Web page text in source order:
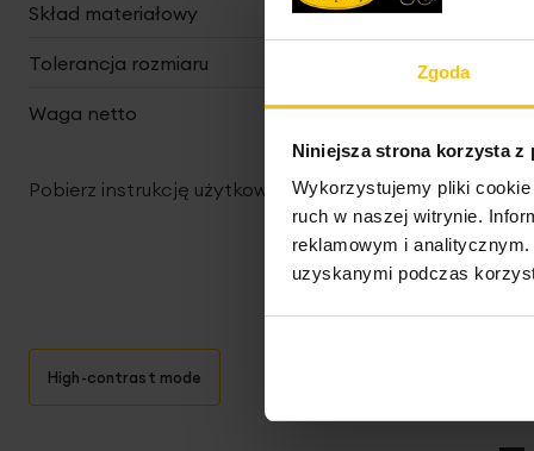
Zgoda
Niniejsza strona korzysta z
Wykorzystujemy pliki
ruch w naszej witrynie.
reklamowym i
uzyskanymi podczas
Skład materiałowy 95% poliester, 5% elastan
Tolerancja rozmiaru
Waga netto 200 g
Pobierz instrukcję użytkowania i bezpieczeństwa
High-contrast mode